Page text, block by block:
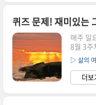
력을 최
래의 정
043 정
색기 국
노랑 3,
치환합
퀴즈 문제! 재미있는
매주 일
8월 3주
드리는
들 때는
최선입
리는 문
▷ 삶의
더보